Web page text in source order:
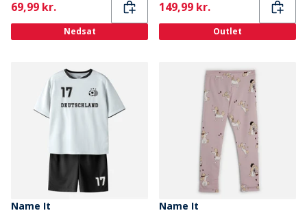
Current
69,99 kr.
Nedsat
Current
149,99 kr.
Outlet
Name It
Name It